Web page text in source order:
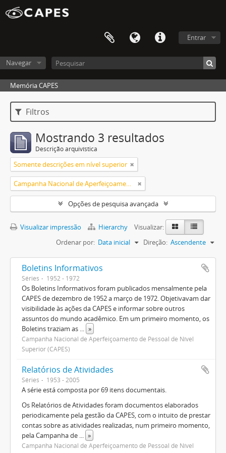
Entrar
Navegar
Memória CAPES
Filtros
Mostrando 3 resultados
Descrição arquivística
Somente descrições em nível superior
Campanha Nacional de Aperfeiçoamento de Pessoal de Nível Superior (CAPES)
Opções de pesquisa avançada
Visualizar impressão Hierarchy
Visualizar:
Ordenar por: Data inicial Direção: Ascendente
Boletins Informativos
Séries 1952 - 1972
Os Boletins Informativos foram publicados mensalmente pela
CAPES de dezembro de 1952 a março de 1972. Objetivavam dar
visibilidade às ações da CAPES e informar sobre outros
assuntos do mundo acadêmico. Em um primeiro momento, os
Boletins traziam as ... »
Campanha Nacional de Aperfeiçoamento de Pessoal de Nível
Superior (CAPES)
Relatórios de Atividades
Séries 1953 - 2005
A série está composta por 69 itens documentais.
Os Relatórios de Atividades foram documentos elaborados
periodicamente pela gestão da CAPES, com o intuito de prestar
contas sobre as atividades realizadas, num primeiro momento,
pela Campanha de ... »
Campanha Nacional de Aperfeiçoamento de Pessoal de Nível